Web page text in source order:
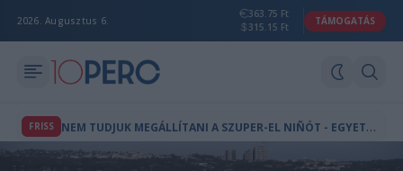
2026. Augusztus 6.
363.75 Ft
315.15 Ft
TÁMOGATÁS
FRISS N
EM TUDJUK MEGÁLLÍTANI A SZUPER-EL NIÑÓT - EGYETLEN ESEMÉNY IS VÉGLEG ÁTBILLENTHET TELJES ÖKOSZISZTÉMÁKAT